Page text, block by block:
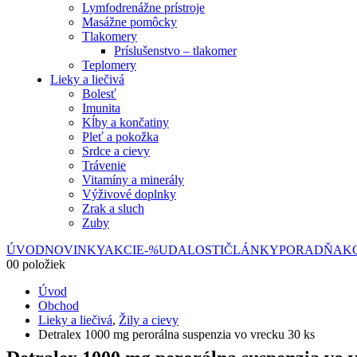
Lymfodrenážne prístroje
Masážne pomôcky
Tlakomery
Príslušenstvo – tlakomer
Teplomery
Lieky a liečivá
Bolesť
Imunita
Kĺby a končatiny
Pleť a pokožka
Srdce a cievy
Trávenie
Vitamíny a minerály
Výživové doplnky
Zrak a sluch
Zuby
ÚVODNOVINKYAKCIE-%UDALOSTIČLÁNKYPORADŇA
00 položiek
Úvod
Obchod
Lieky a liečivá, Žily a cievy
Detralex 1000 mg perorálna suspenzia vo vrecku 30 ks